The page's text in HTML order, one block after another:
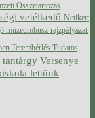
Összetartozás
vetélkedő Netikett
múzeumbusz rajzpályázat
Terembérlés Tudatos,
Versenye
lettünk